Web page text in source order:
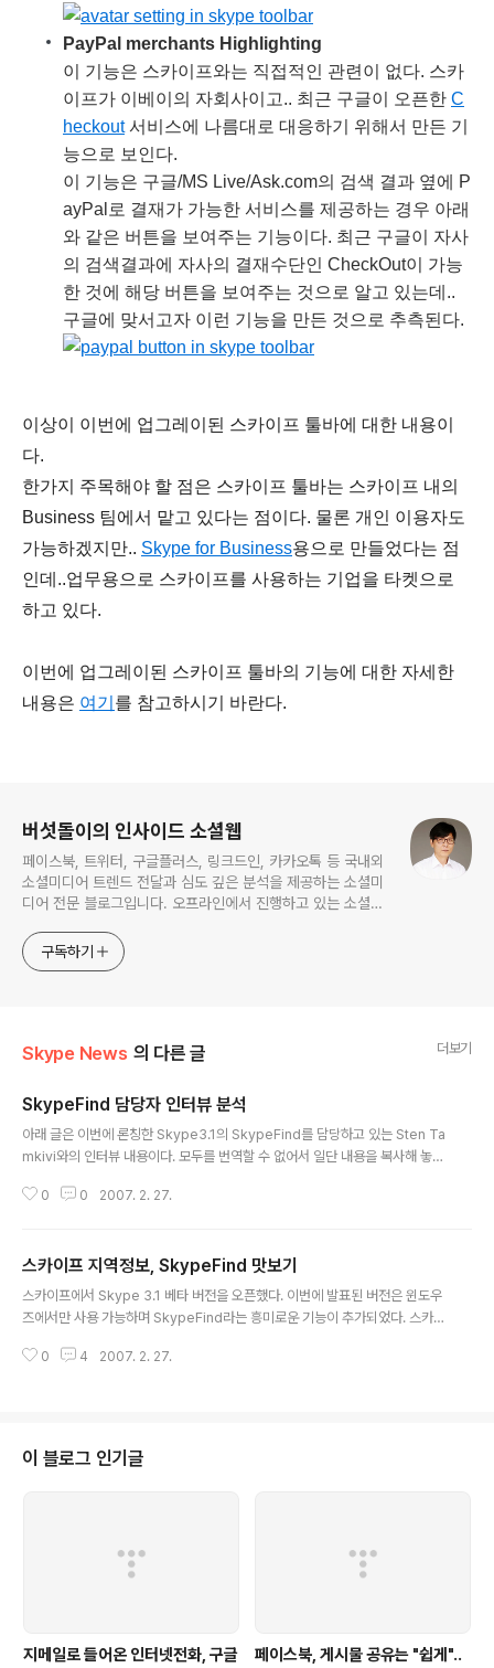
PayPal merchants Highlighting
이 기능은 스카이프와는 직접적인 관련이 없다. 스카
이프가 이베이의 자회사이고.. 최근 구글이 오픈한 C
heckout서비스에 나름대로 대응하기 위해서 만든 기
능으로 보인다.
이 기능은 구글/MS Live/Ask.com의 검색 결과 옆에 P
ayPal로 결재가 가능한 서비스를 제공하는 경우 아래
와 같은 버튼을 보여주는 기능이다. 최근 구글이 자사
의 검색결과에 자사의 결재수단인 CheckOut이 가능
한 것에 해당 버튼을 보여주는 것으로 알고 있는데..
구글에 맞서고자 이런 기능을 만든 것으로 추측된다.
이상이 이번에 업그레이된 스카이프 툴바에 대한 내용이
다.
한가지 주목해야 할 점은 스카이프 툴바는 스카이프 내의
Business 팀에서 맡고 있다는 점이다. 물론 개인 이용자도
가능하겠지만.. Skype for Business용으로 만들었다는 점
인데..업무용으로 스카이프를 사용하는 기업을 타켓으로
하고 있다.
이번에 업그레이된 스카이프 툴바의 기능에 대한 자세한
내용은 여기 를 참고하시기 바란다.
버섯돌이의 인사이드 소셜웹
페이스북, 트위터, 구글플러스, 링크드인, 카카오톡 등 국내외
소셜미디어 트렌드 전달과 심도 깊은 분석을 제공하는 소셜미
디어 전문 블로그입니다. 오프라인에서 진행하고 있는 소셜미
구독하기
Skype News 의 다른 글 더보기
SkypeFind 담당자 인터뷰 분석
아래 글은 이번에 론칭한 Skype3.1의 SkypeFind를 담당하고 있는 Sten Ta
mkivi와의 인터뷰 내용이다. 모두를 번역할 수 없어서 일단 내용을 복사해 놓
붙이도록 한다. (번역한 부분 및 개인 의견은 파란색으로 표시되어 있다. 아래 질
n_tamkivi_on_skypefind_roll.html =======================
====================================== SJ. What do
es eCo..
0 0 2007. 2. 27.
스카이프 지역정보, SkypeFind 맛보기
스카이프에서 Skype 3.1 베타 버전을 오픈했다. 이번에 발표된 버전은 윈도우
즈에서만 사용 가능하며 SkypeFind라는 흥미로운 기능이 추가되었다. 스카이
쉽게 설명하면 스카이프 유저가 자유롭게 회사 또는 상품 정보를 등록하고 평가
kypeFind에 현재 2,000개 정도의 정보가 등록되어 있는 걸 확인할 수 있었
다. 위 탭에서 다른 사람들이 등록한 목록(Lis..
0 4 2007. 2. 27.
이 블로그 인기글
지메일로 들어온 인터넷전화, 구글
페이스북, 게시물 공유는 "쉽게"..